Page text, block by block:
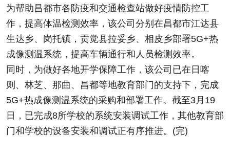
为帮助昌都市各防疫和交通检查站做好疫情防控工
作，提高体温检测效率，该公司分别在昌都市江达县
生达乡、岗托镇，贡觉县拉妥乡、相皮乡部署5G+热
成像测温系统，提高车辆通行和人员检测效率。
同时，为做好各地开学保障工作，该公司已在日喀
则、林芝、那曲、昌都等地教育部门的支持下，完成
5G+热成像测温系统的采购和部署工作。截至3月19
日，已完成8所学校的系统安装调试工作，其他教育部
门和学校的设备安装和调试正有序推进。(完)